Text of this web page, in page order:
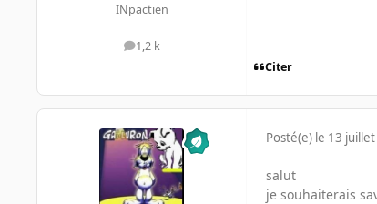
INpactien
1,2 k
messages
Citer
Posté(e) le 13
salut
je souhaiterais